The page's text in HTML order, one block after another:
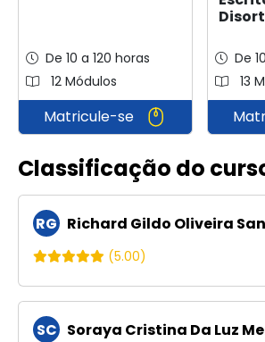
De 10 a 120 horas
12 Módulos
Matricule-se
De
13
Classificação do
RG Richard Gildo Oliveira
(5.00)
SC Soraya Cristina Da Luz